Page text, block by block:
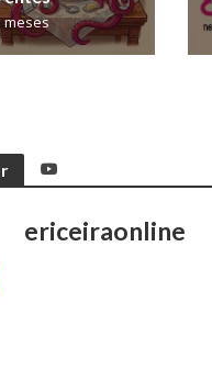
meses
ericeiraonline